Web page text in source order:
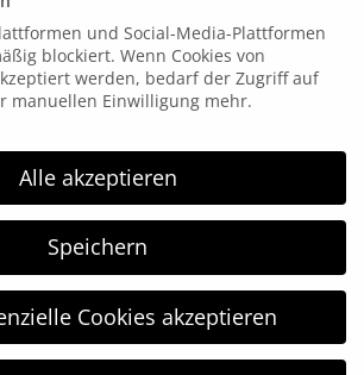
1996 gegründet und arbeitet
HGM
kompetenter Partner in allen
vom
Etikettierer bis hin zur
Druck-Systemen.
und Social-Media-Plattformen
blockiert. Wenn Cookies von
werden, bedarf der Zugriff auf
manuellen Einwilligung mehr.
Alle akzeptieren
Speichern
Cookies akzeptieren